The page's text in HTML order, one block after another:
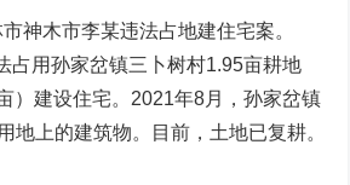
木市李某违法占地建住宅案。
占用孙家岔镇三卜树村1.95亩耕地
）建设住宅。2021年8月，孙家岔镇
地上的建筑物。目前，土地已复耕。